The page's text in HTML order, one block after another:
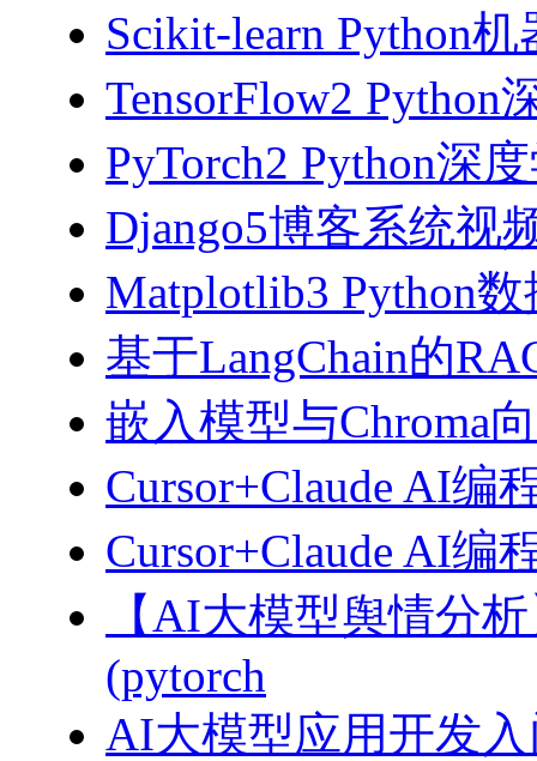
Scikit-learn Python
TensorFlow2 Python
PyTorch2 Python深
Django5博客系统视
Matplotlib3 Python
基于LangChain的
嵌入模型与Chroma
Cursor+Claude AI编
Cursor+Claude AI编
【AI大模型舆情分
(pytorch
AI大模型应用开发入